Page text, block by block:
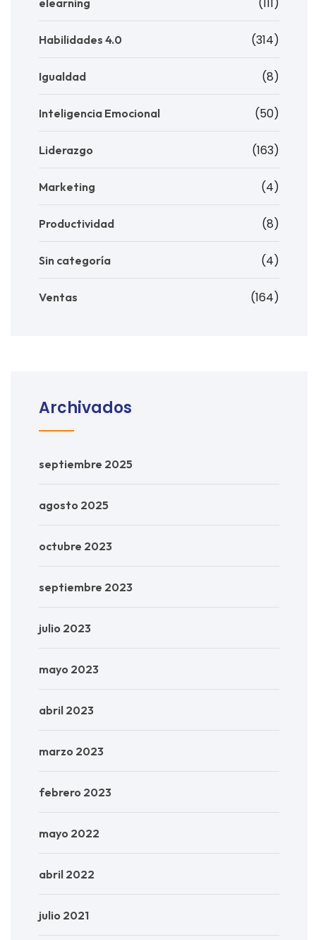
Habilidades 4.0 (314)
Igualdad (8)
Inteligencia Emocional (50)
Liderazgo (163)
Marketing (4)
Productividad (8)
Sin categoría (4)
Ventas (164)
Archivados
septiembre 2025
agosto 2025
octubre 2023
septiembre 2023
julio 2023
mayo 2023
abril 2023
marzo 2023
febrero 2023
mayo 2022
abril 2022
julio 2021